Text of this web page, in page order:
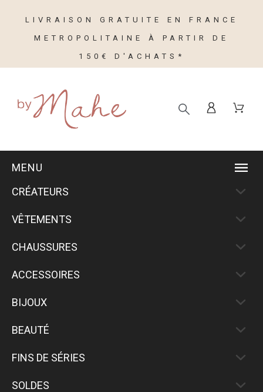
LIVRAISON GRATUITE EN FRANCE
METROPOLITAINE À PARTIR DE
150€ D'ACHATS*
MENU
CRÉATEURS
VÊTEMENTS
CHAUSSURES
ACCESSOIRES
BIJOUX
BEAUTÉ
FINS DE SÉRIES
SOLDES